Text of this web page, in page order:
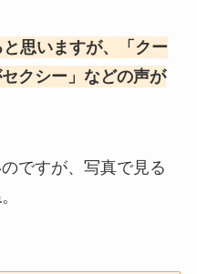
思いますが、「クー
クシー」などの声が
ですが、写真で見る